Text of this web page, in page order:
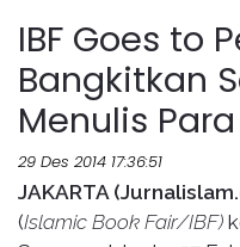
IBF Goes to
Bangkitkan
Menulis
29 Des 2014 17:36:51
JAKARTA
(Islamic Book Fair/IBF)